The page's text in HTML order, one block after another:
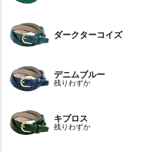
ダークターコイズ
デニムブルー
残りわずか
キプロス
残りわずか